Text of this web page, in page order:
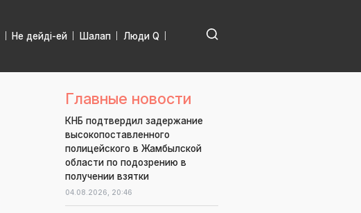
Не дейді-ей Шалап Люди Q
Главные новости
КНБ подтвердил задержание
высокопоставленного
полицейского в Жамбылской
области по подозрению в
получении взятки
04.08.2026, 20:46